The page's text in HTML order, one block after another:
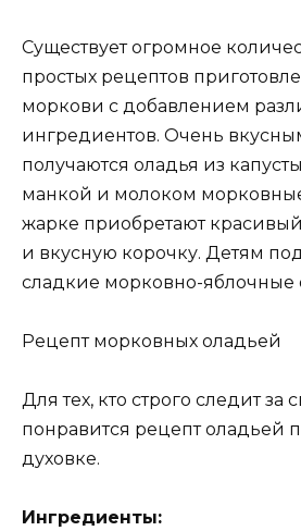
Существует огромное
простых рецептов
моркови с добавлением
ингредиентов. Очень
получаются оладья из
манкой и молоком
жарке приобретают
и вкусную корочку. Детям
сладкие морковно-яблочные
Рецепт морковных оладьей
Для тех, кто строго следит за
понравится рецепт оладьей
духовке.
Ингредиенты: